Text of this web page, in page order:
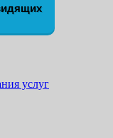
услуг